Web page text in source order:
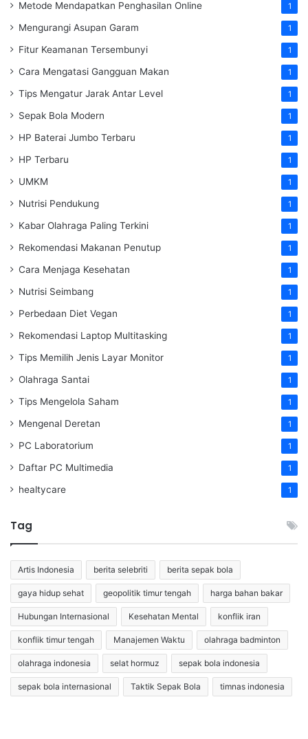
Metode Mendapatkan Penghasilan Online 1
Mengurangi Asupan Garam 1
Fitur Keamanan Tersembunyi 1
Cara Mengatasi Gangguan Makan 1
Tips Mengatur Jarak Antar Level 1
Sepak Bola Modern 1
HP Baterai Jumbo Terbaru 1
HP Terbaru 1
UMKM 1
Nutrisi Pendukung 1
Kabar Olahraga Paling Terkini 1
Rekomendasi Makanan Penutup 1
Cara Menjaga Kesehatan 1
Nutrisi Seimbang 1
Perbedaan Diet Vegan 1
Rekomendasi Laptop Multitasking 1
Tips Memilih Jenis Layar Monitor 1
Olahraga Santai 1
Tips Mengelola Saham 1
Mengenal Deretan 1
PC Laboratorium 1
Daftar PC Multimedia 1
healtycare 1
Tag
Artis Indonesia berita selebriti berita sepak bola
gaya hidup sehat geopolitik timur tengah harga bahan bakar
Hubungan Internasional Kesehatan Mental konflik iran
konflik timur tengah Manajemen Waktu olahraga badminton
olahraga indonesia selat hormuz sepak bola indonesia
sepak bola internasional Taktik Sepak Bola timnas indonesia